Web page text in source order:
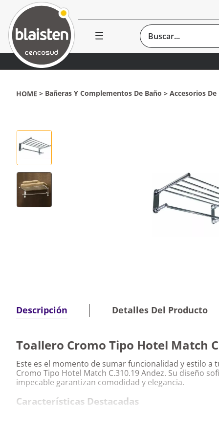
Buscar...
Bañeras Y Complementos De Baño Accesorios De
Descripción Detalles Del Producto
Toallero Cromo Tipo Hotel Match
Este es el momento de sumar funcionalidad y estilo a
Cromo Tipo Hotel Match C.310.19 Andez. Su diseño
impecable garantizan comodidad y elegancia.
Características Destacadas